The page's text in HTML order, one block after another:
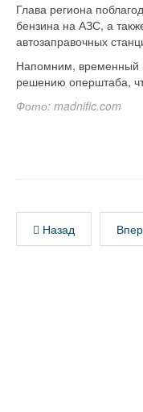
Глава региона
бензина на АЗС, а
автозаправочных
Напомним, временный
решению оперштаба,
Фото: madnific.com
Назад